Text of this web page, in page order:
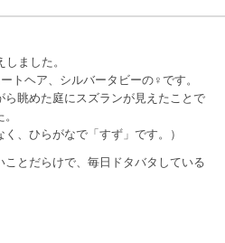
ました。
トヘア、シルバータビーの♀です。
眺めた庭にスズランが見えたことで
、ひらがなで「すず」です。）
とだらけで、毎日ドタバタしている